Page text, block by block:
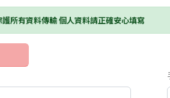
所有資料傳輸 個人資料請正確安心填寫